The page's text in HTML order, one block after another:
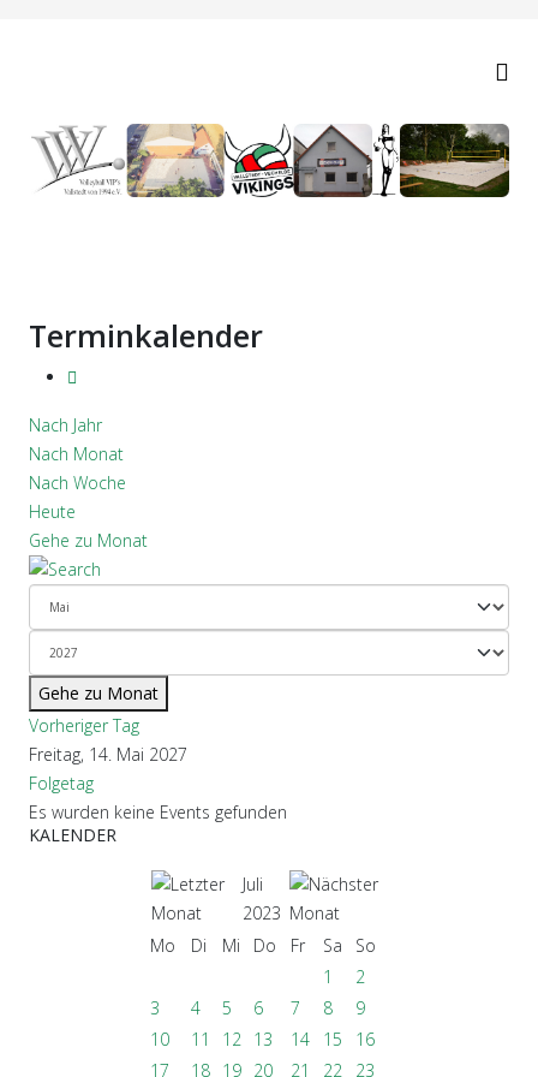
Terminkalender
Nach Jahr
Nach Monat
Nach Woche
Heute
Gehe zu Monat
Gehe zu Monat
Vorheriger Tag
Freitag, 14. Mai 2027
Folgetag
Es wurden keine Events gefunden
KALENDER
Juli
2023
Mo
Di Mi Do Fr Sa
So
1
2
3
4 5 6 7 8
9
10
11 12 13 14 15
16
17
18 19 20 21 22 23